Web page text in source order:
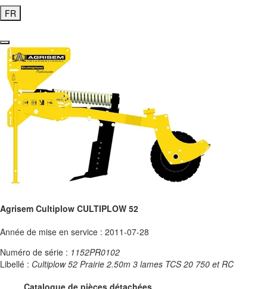
FR
Agrisem Cultiplow CULTIPLOW 52
Année de mise en service : 2011-07-28
Numéro de série : 1152PR0102
Libellé : Cultiplow 52 Prairie 2.50m 3 lames TCS 20 750 et RC